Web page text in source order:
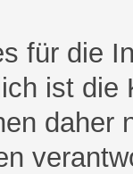
für die
ist die
daher